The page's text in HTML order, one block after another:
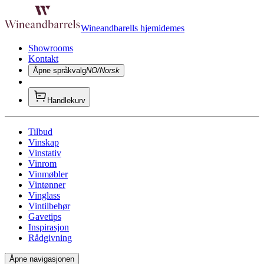
Wineandbarells hjemidemes
Showrooms
Kontakt
Åpne språkvalgNO/Norsk
Handlekurv
Tilbud
Vinskap
Vinstativ
Vinrom
Vinmøbler
Vintønner
Vinglass
Vintilbehør
Gavetips
Inspirasjon
Rådgivning
Åpne navigasjonen